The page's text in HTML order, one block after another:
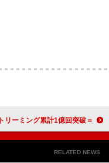
＝LOVE「とくべチュ、して」自身初のストリーミング累計1億回突破
RELATED NEWS